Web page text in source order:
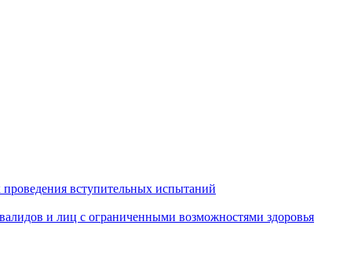
вступительных испытаний
и лиц с ограниченными возможностями здоровья